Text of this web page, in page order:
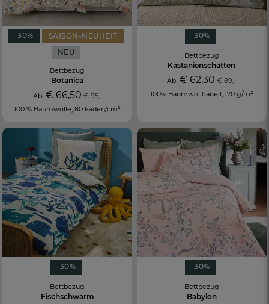
-30%
SAISON-NEUHEIT
NEU
Bettbezug
Botanica
Ab € 66,50 € 95,-
100 % Baumwolle, 80 Fäden/cm²
-30%
Bettbezug
Kastanienschatten
Ab€ 62,30 € 89,-
100% Baumwollflanell, 170 g/m²
-30%
Bettbezug
Fischschwarm
-30%
Bettbezug
Babylon